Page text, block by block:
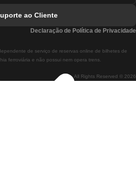
De Lisboa A Braga
De Braga A Lisboa All Rights Reserved © 2026
de serviço de reservas online de bilhetes de
ferroviária e não possui nem opera trens.
ao Cliente
Declaração de Política de Privacidade